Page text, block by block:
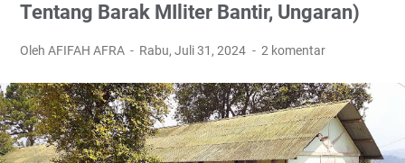
Tentang Barak MIliter Bantir, Ungaran)
Oleh AFIFAH AFRA Rabu, Juli 31, 2024 2 komentar